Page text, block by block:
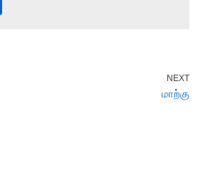
NEXT
மாற்கு